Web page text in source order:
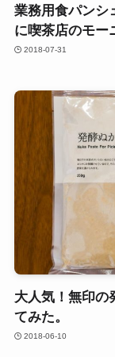
業務用食パンシ
に喫茶店のモー
2018-07-31
大人気！無印の
てみた。
2018-06-10